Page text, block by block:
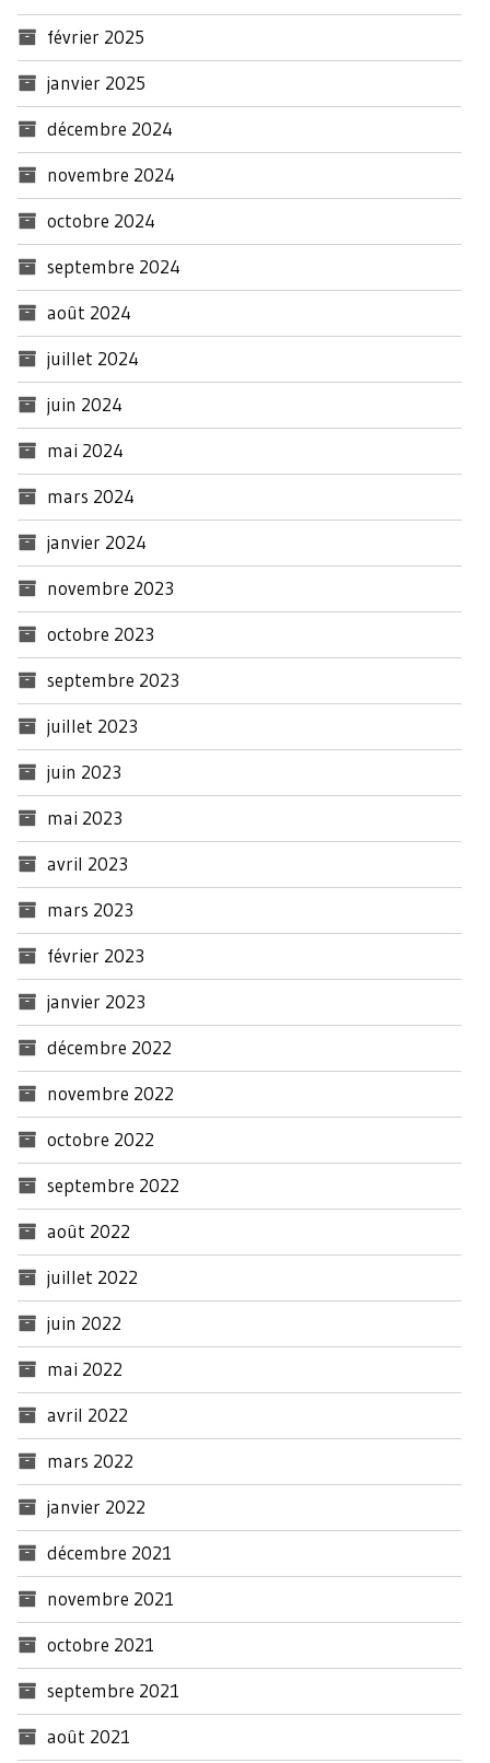
février 2025
janvier 2025
décembre 2024
novembre 2024
octobre 2024
septembre 2024
août 2024
juillet 2024
juin 2024
mai 2024
mars 2024
janvier 2024
novembre 2023
octobre 2023
septembre 2023
juillet 2023
juin 2023
mai 2023
avril 2023
mars 2023
février 2023
janvier 2023
décembre 2022
novembre 2022
octobre 2022
septembre 2022
août 2022
juillet 2022
juin 2022
mai 2022
avril 2022
mars 2022
janvier 2022
décembre 2021
novembre 2021
octobre 2021
septembre 2021
août 2021